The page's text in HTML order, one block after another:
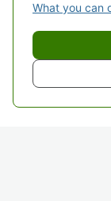
What you can